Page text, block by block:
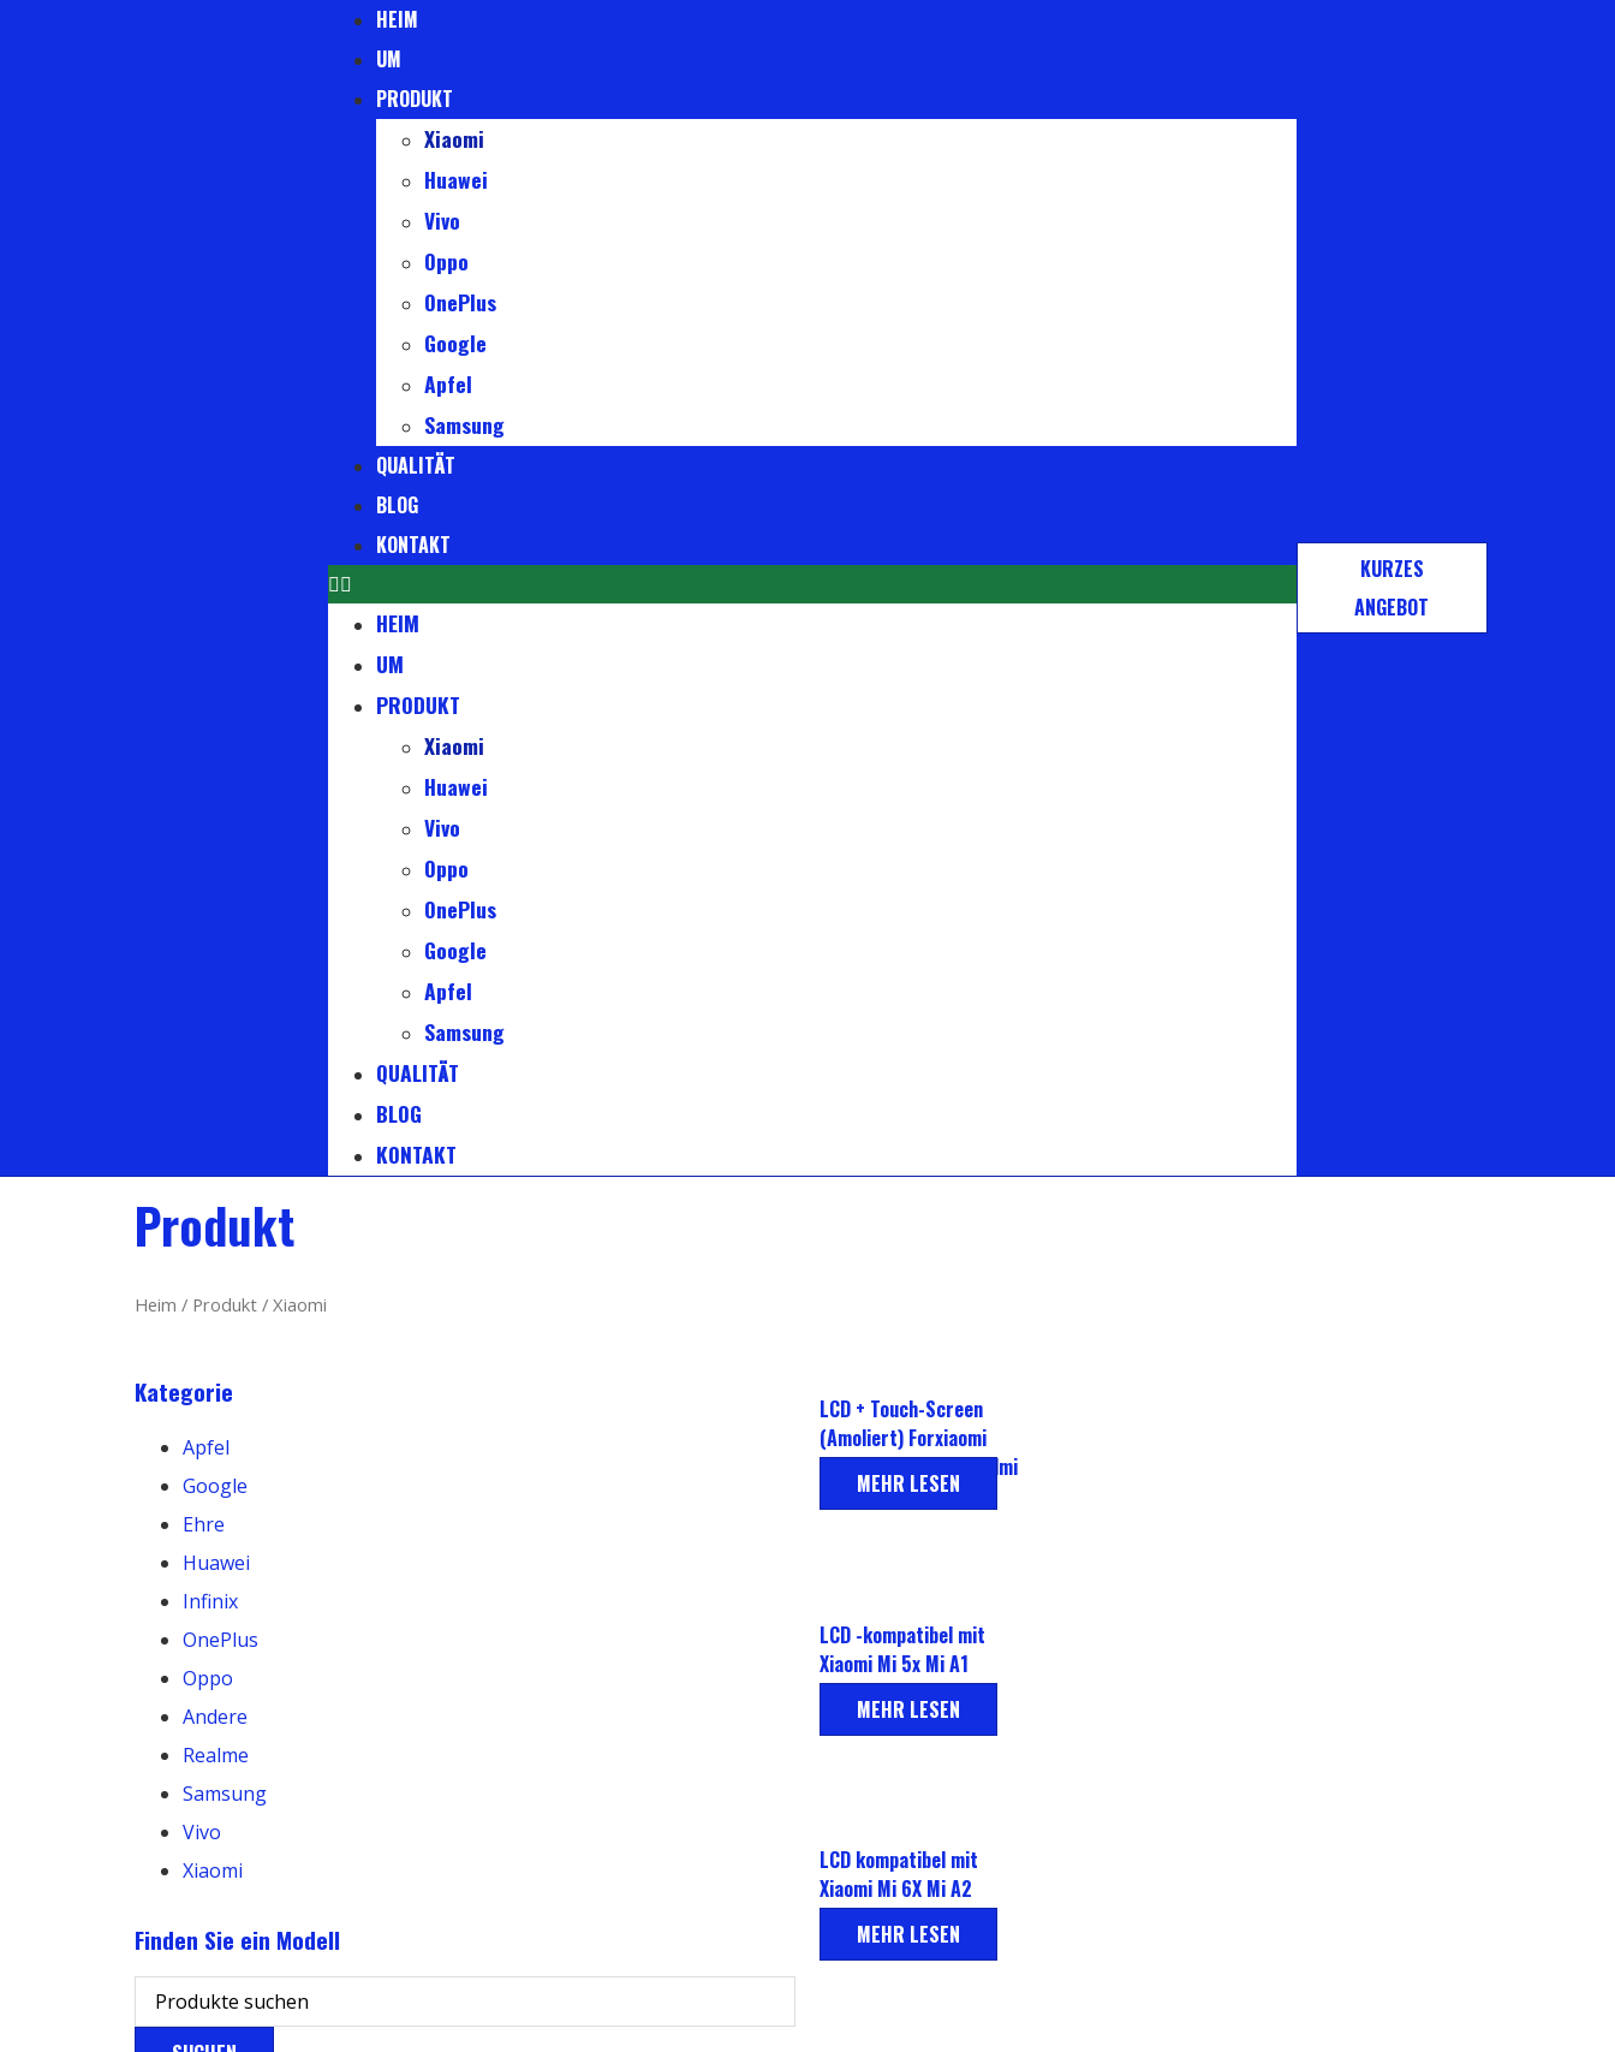
HEIM
UM
PRODUKT
Xiaomi
Huawei
Vivo
Oppo
OnePlus
Google
Apfel
Samsung
QUALITÄT
BLOG
KONTAKT
HEIM
UM
PRODUKT
Xiaomi
Huawei
Vivo
Oppo
OnePlus
Google
Apfel
Samsung
QUALITÄT
BLOG
KONTAKT
KURZES
ANGEBOT
Produkt
Heim / Produkt / Xiaomi
Kategorie
Apfel
Google
Ehre
Huawei
Infinix
OnePlus
Oppo
Andere
Realme
Samsung
Vivo
Xiaomi
Finden Sie ein Modell
LCD + Touch-Screen
(Amoliert) Forxiaomi
Redmi 10x Pro 5G Redmi
10x 5GMEHR LESEN
LCD -kompatibel mit
Xiaomi Mi 5x Mi A1
MEHR LESEN
LCD kompatibel mit
Xiaomi Mi 6X Mi A2
MEHR LESEN